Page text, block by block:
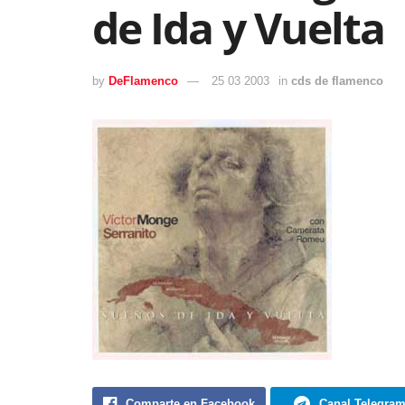
de Ida y Vuelta
by DeFlamenco 25 03 2003 in cds de flamenco